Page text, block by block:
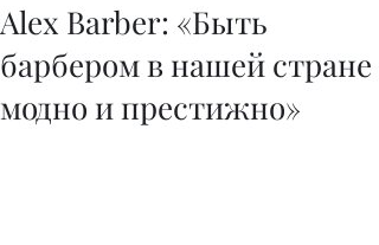
Alex Barber: «Быть
барбером в нашей стране
модно и престижно»